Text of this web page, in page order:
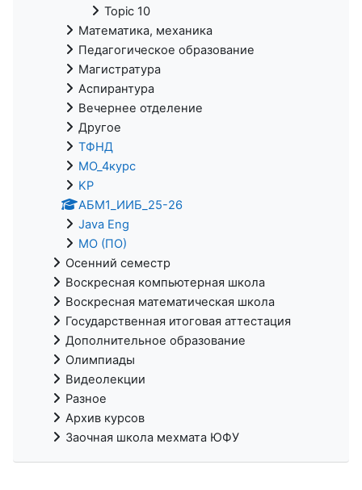
Topic 10
Математика, механика
Педагогическое образование
Магистратура
Аспирантура
Вечернее отделение
Другое
ТФНД
МО_4курс
KP
АБМ1_ИИБ_25-26
Java Eng
МО (ПО)
Осенний семестр
Воскресная компьютерная школа
Воскресная математическая школа
Государственная итоговая аттестация
Дополнительное образование
Олимпиады
Видеолекции
Разное
Архив курсов
Заочная школа мехмата ЮФУ